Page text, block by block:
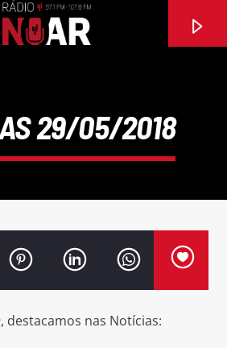
29/05/2018
destacamos nas Notícias: